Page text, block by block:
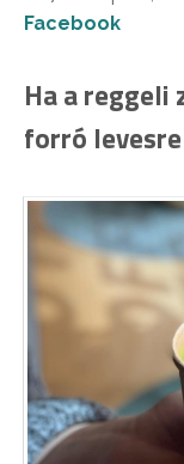
Facebook
Ha a reggeli
forró